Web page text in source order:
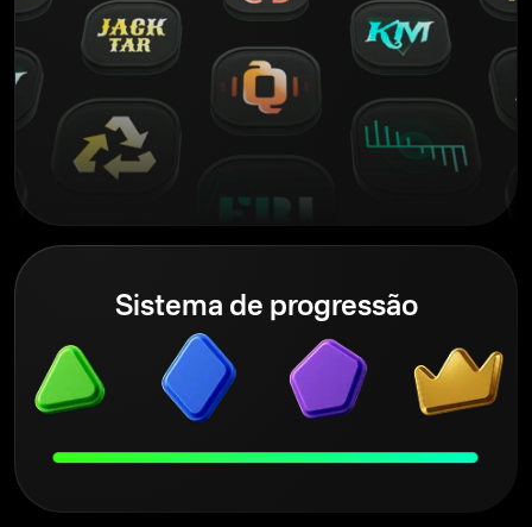
Sistema de progressão